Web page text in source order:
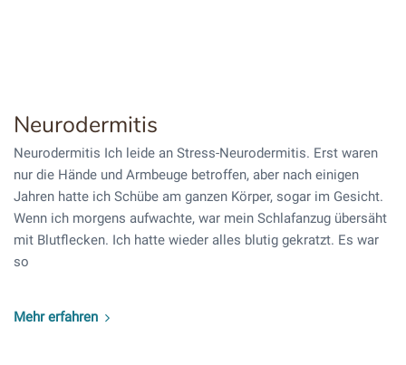
Neurodermitis
Neurodermitis Ich leide an Stress-Neurodermitis. Erst waren
nur die Hände und Armbeuge betroffen, aber nach einigen
Jahren hatte ich Schübe am ganzen Körper, sogar im Gesicht.
Wenn ich morgens aufwachte, war mein Schlafanzug übersäht
mit Blutflecken. Ich hatte wieder alles blutig gekratzt. Es war
so
Mehr erfahren